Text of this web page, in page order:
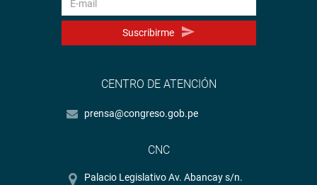
Suscribirme
CENTRO DE ATENCIÓN
prensa@congreso.gob.pe
CNC
Palacio Legislativo Av. Abancay s/n.